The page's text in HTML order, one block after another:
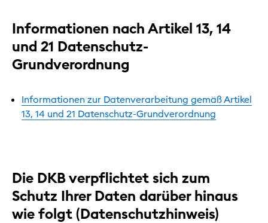
Informationen nach Artikel 13, 14
und 21 Datenschutz-
Grundverordnung
Informationen zur Datenverarbeitung gemäß Artikel
13, 14 und 21 Datenschutz-Grundverordnung
Die DKB verpflichtet sich zum
Schutz Ihrer Daten darüber hinaus
wie folgt (Datenschutzhinweis)